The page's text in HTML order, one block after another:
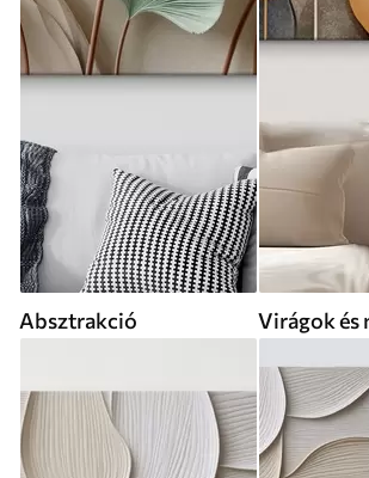
Absztrakció Virágok és